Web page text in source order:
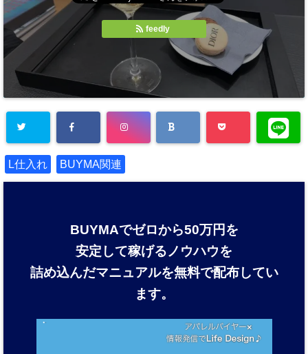
feedly
L仕入れ BUYMA関連
BUYMAでゼロから50万円を
安定して稼げるノウハウを
詰め込んだマニュアルを無料で配布してい
ます。